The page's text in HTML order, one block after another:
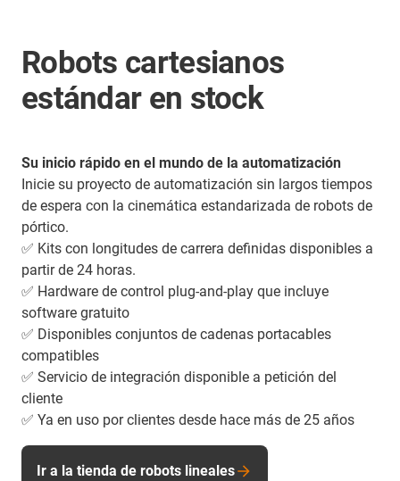
Robots cartesianos
estándar en stock
Su inicio rápido en el mundo de la automatización
Inicie su proyecto de automatización sin largos tiempos
de espera con la cinemática estandarizada de robots de
pórtico.
✅ Kits con longitudes de carrera definidas disponibles a
partir de 24 horas.
✅ Hardware de control plug-and-play que incluye
software gratuito
✅ Disponibles conjuntos de cadenas portacables
compatibles
✅ Servicio de integración disponible a petición del
cliente
✅ Ya en uso por clientes desde hace más de 25 años
Ir a la tienda de robots lineales